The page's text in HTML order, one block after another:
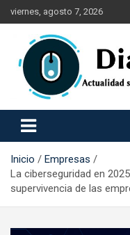
Saltar
al
contenido
viernes, agosto 7, 2026
Diario
Inicio
Empresas
La ciberseguridad en
supervivencia de las